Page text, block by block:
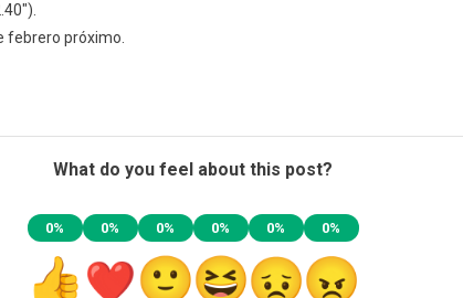
febrero próximo.
What do you feel about this post?
0% 0% 0% 0% 0% 0%